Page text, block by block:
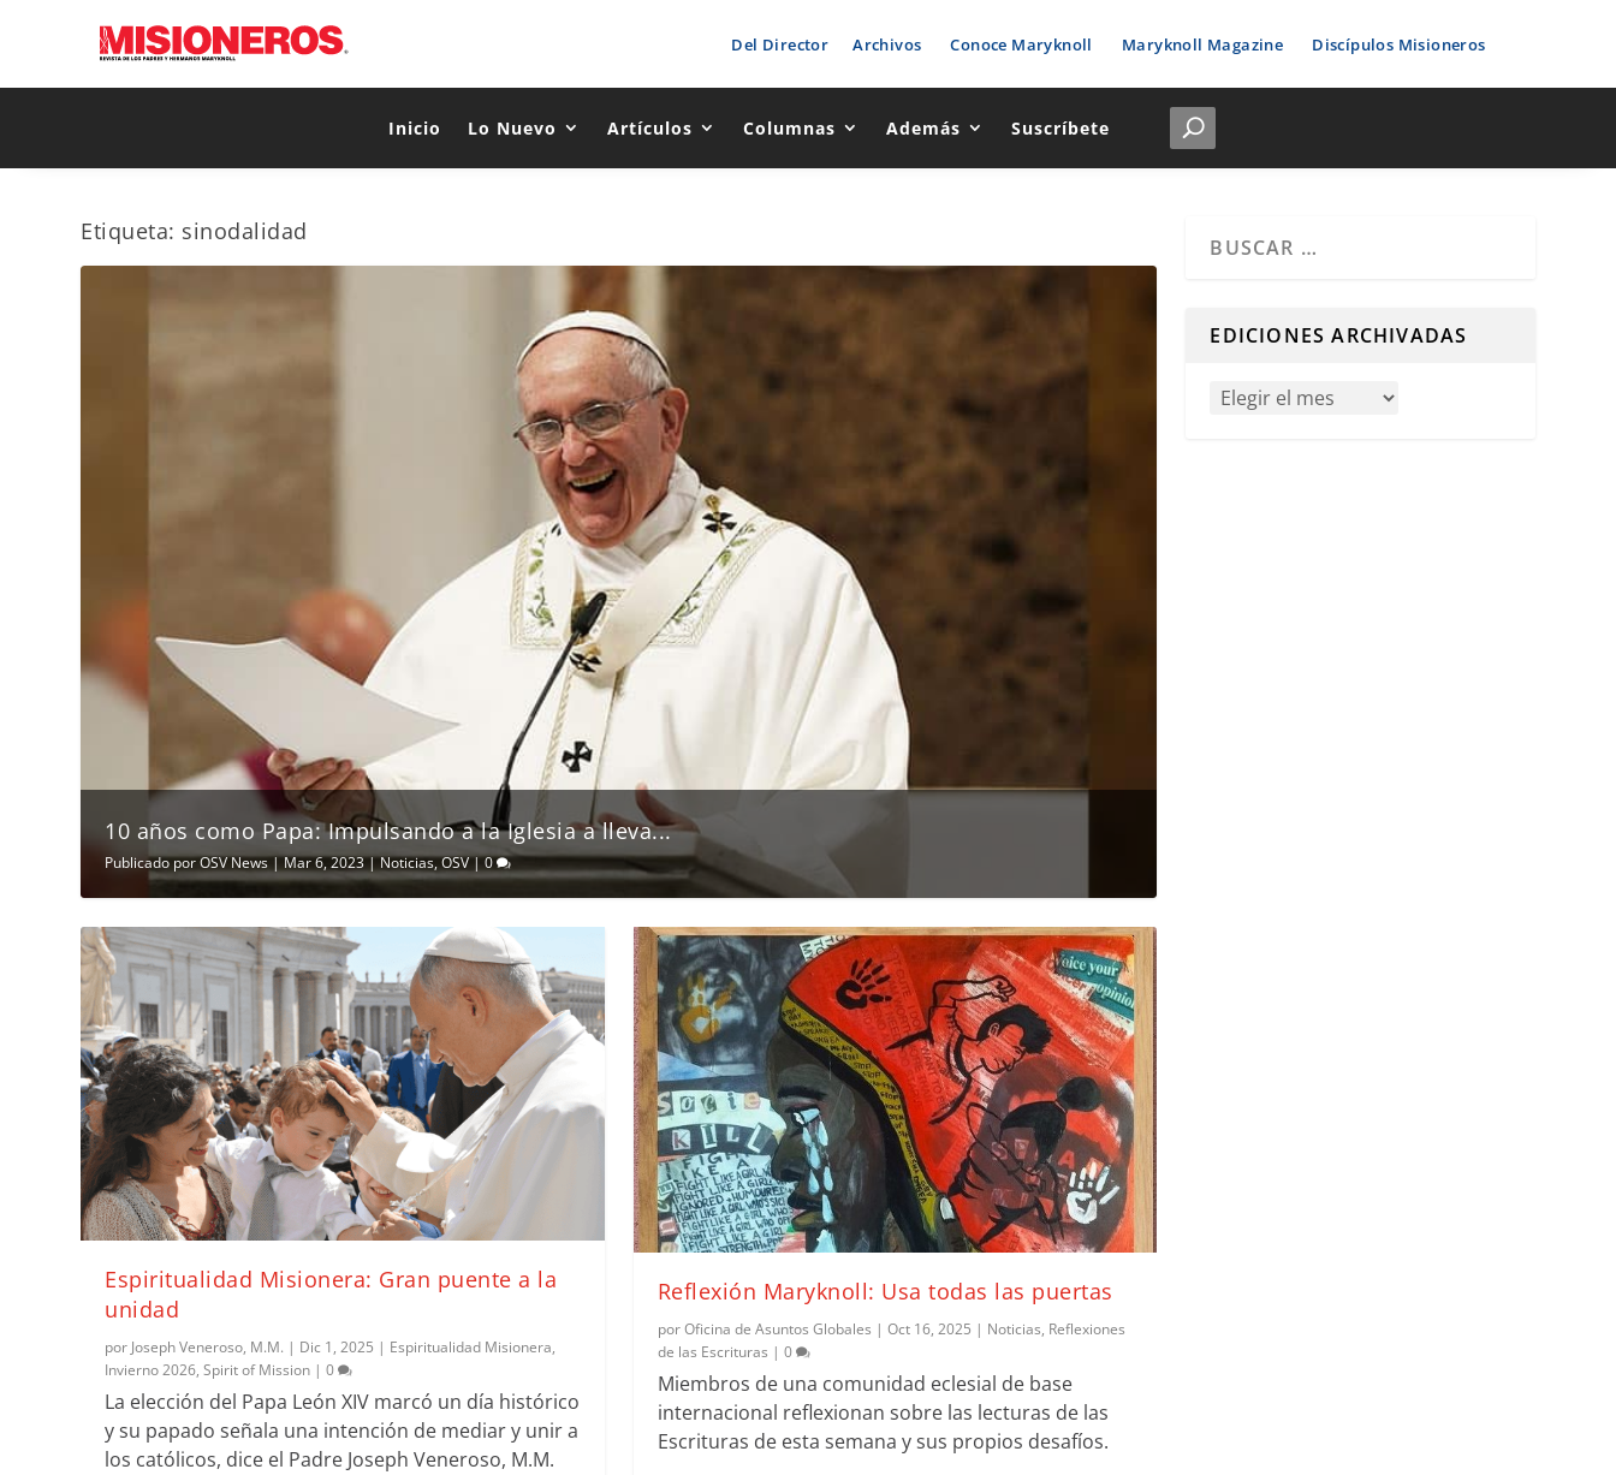
Del Director Archivos Conoce Maryknoll Maryknoll Magazine Discípulos Misioneros
Inicio Lo Nuevo Artículos Columnas Además Suscríbete
Etiqueta: sinodalidad
10 años como Papa: Impulsando a la Iglesia a lleva...
Publicado porOSV News|Mar 6, 2023|Noticias,OSV|0
Espiritualidad Misionera: Gran puente a la
unidad
por Joseph Veneroso, M.M. | Dic 1, 2025 | Espiritualidad Misionera,
Invierno 2026,Spirit of Mission |0
La elección del Papa León XIV marcó un día histórico
y su papado señala una intención de mediar y unir a
los católicos, dice el Padre Joseph Veneroso, M.M.
Reflexión Maryknoll: Usa todas las puertas
porOficina de Asuntos Globales | Oct 16, 2025 | Noticias, Reflexiones
de las Escrituras | 0
Miembros de una comunidad eclesial de base
internacional reflexionan sobre las lecturas de las
Escrituras de esta semana y sus propios desafíos.
EDICIONES ARCHIVADAS